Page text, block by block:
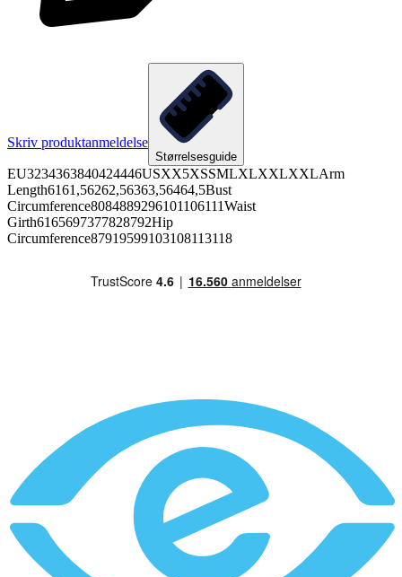
Skriv produktanmeldelse
Størrelsesguide
EU3234363840424446USXX5XSSMLXLXXLXXLArm
Length6161,56262,56363,56464,5Bust
Circumference8084889296101106111Waist
Girth6165697377828792Hip
Circumference87919599103108113118